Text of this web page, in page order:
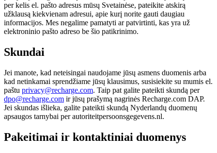
per kelis el. pašto adresus mūsų Svetainėse, pateikite atskirą
užklausą kiekvienam adresui, apie kurį norite gauti daugiau
informacijos. Mes negalime pamatyti ar patvirtinti, kas yra už
elektroninio pašto adreso be šio patikrinimo.
Skundai
Jei manote, kad neteisingai naudojame jūsų asmens duomenis arba
kad netinkamai sprendžiame jūsų klausimus, susisiekite su mumis el.
paštu privacy@recharge.com. Taip pat galite pateikti skundą per
dpo@recharge.com ir jūsų prašymą nagrinės Recharge.com DAP.
Jei skundas išlieka, galite pateikti skundą Nyderlandų duomenų
apsaugos tarnybai per autoriteitpersoonsgegevens.nl.
Pakeitimai ir kontaktiniai duomenys